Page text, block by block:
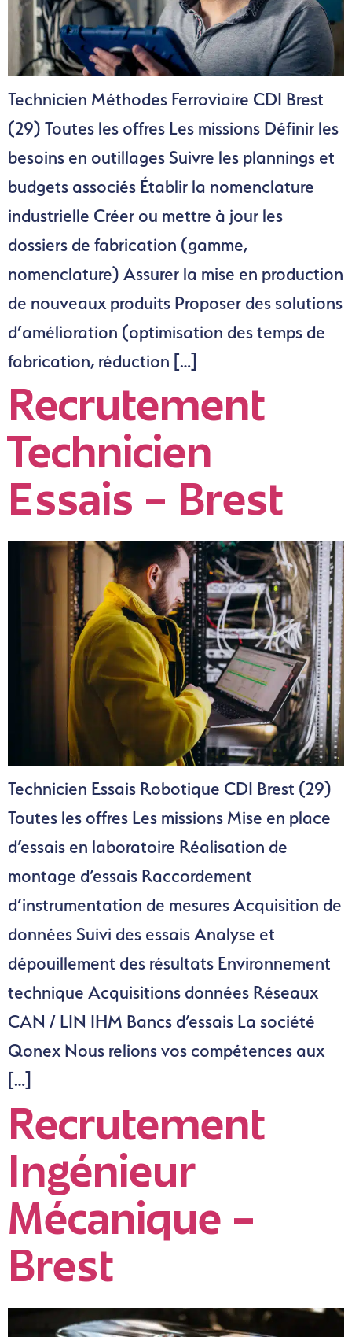
Technicien Méthodes Ferroviaire CDI Brest
(29) Toutes les offres Les missions Définir les
besoins en outillages Suivre les plannings et
budgets associés Établir la nomenclature
industrielle Créer ou mettre à jour les
dossiers de fabrication (gamme,
nomenclature) Assurer la mise en production
de nouveaux produits Proposer des solutions
d’amélioration (optimisation des temps de
fabrication, réduction […]
Recrutement
Technicien
Essais – Brest
Technicien Essais Robotique CDI Brest (29)
Toutes les offres Les missions Mise en place
d’essais en laboratoire Réalisation de
montage d’essais Raccordement
d’instrumentation de mesures Acquisition de
données Suivi des essais Analyse et
dépouillement des résultats Environnement
technique Acquisitions données Réseaux
CAN / LIN IHM Bancs d’essais La société
Qonex Nous relions vos compétences aux
[…]
Recrutement
Ingénieur
Mécanique –
Brest